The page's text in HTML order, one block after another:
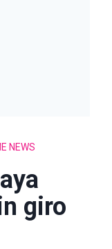
NEWS
giro